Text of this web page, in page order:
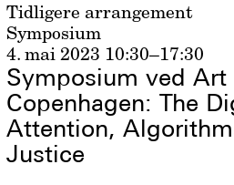
Tidligere arrangement
Symposium
4. mai 2023 10:30–17:30
Symposium ved Art
Copenhagen: The
Attention,
Justice